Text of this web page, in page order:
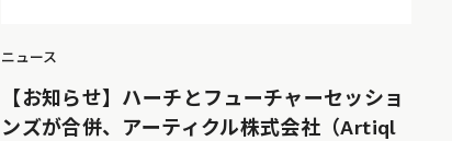
ニュース
【お知らせ】ハーチとフューチャーセッショ
ンズが合併、アーティクル株式会社（Artiql